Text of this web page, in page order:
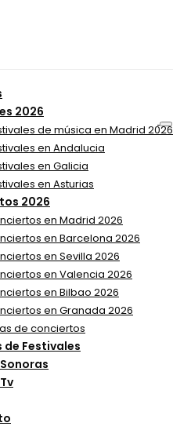
2026
de música en Madrid 2026
en Andalucia
en Galicia
en Asturias
2026
en Madrid 2026
en Barcelona 2026
en Sevilla 2026
en Valencia 2026
en Bilbao 2026
en Granada 2026
de conciertos
de Festivales